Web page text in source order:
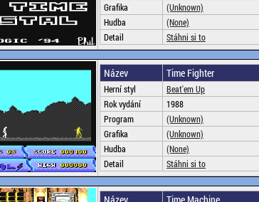
Grafika
(Unknown)
Hudba
(None)
Detail
Stáhni si to
Název Time Fighter
Herní styl
Beat'em Up
Rok vydání
1988
Program
(Unknown)
Grafika
(Unknown)
Hudba
(None)
Detail
Stáhni si to